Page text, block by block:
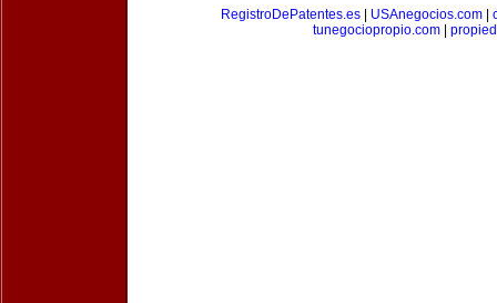
RegistroDePatentes.es
USAnegocios.com
tunegociopropio.com|